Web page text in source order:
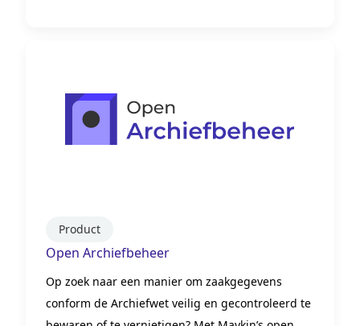
Product
Open Archiefbeheer
Op zoek naar een manier om zaakgegevens
conform de Archiefwet veilig en gecontroleerd te